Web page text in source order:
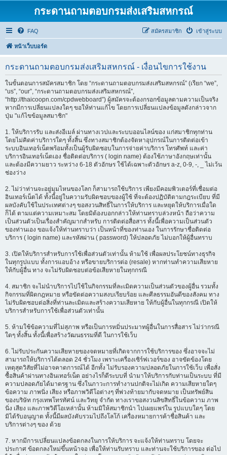
กระดานถามตอบกรมส่งเสริมสหกรณ์
FAQ เข้าสู่ระบบ
สมัครสมาชิก
หน้าเว็บบอร์ด
กระดานถามตอบกรมส่งเสริมสหกรณ์ - เงื่อนไขการใช้งาน
ในขั้นตอนการสมัครสมาชิก โดย “กระดานถามตอบกรมส่งเสริมสหกรณ์” (เรียก “we”,
“us”, “our”, “กระดานถามตอบกรมส่งเสริมสหกรณ์”,
“http://thaicoopn.com/cpdwebboard”) ผู้สมัครจะต้องกรอกข้อมูลตามความเป็นจริง
หากมีการเปลี่ยนแปลงใดๆ ขอให้ท่านแก้ไข โดยการเปลี่ยนแปลงข้อมูลดังกล่าวจาก
ปุ่ม "แก้ไขข้อมูลสมาชิก"
1. ให้บริการรับ และส่งอีเมล์ ผ่านทางเวปและระบบออนไลน์ของ แก่สมาชิกทุกท่าน
โดยไม่คิดค่าบริการใดๆ ทั้งสิ้น ซึ่งทางสมาชิกต้องจัดหาอุปกรณ์ในการติดต่อเข้า
ระบบอินเทอร์เน็ตพร้อมทั้งเป็นผู้รับผิดชอบในการจ่ายค่าบริการ โทรศัพท์ และค่า
บริการอินเทอร์เน็ตเอง ชื่อติดต่อบริการ ( login name) ต้องใช้ภาษาอังกฤษเท่านั้น
และต้องมีความยาว ระหว่าง 6-18 ตัวอักษร ใช้ได้เฉพาะตัวอักษร a-z, 0-9, -, _ ไม่เว้น
ช่องว่าง
2. ไม่ว่าท่านจะอยู่มุมไหนของโลก ก็สามารถใช้บริการ เพียงมีคอมพิวเตอร์ที่เชื่อมต่อ
อินเทอร์เน็ตได้ ทั้งนี้อยู่ในความรับผิดชอบของผู้ใช้ ที่จะต้องปฏิบัติตามกฎระเบียบ ที่มี
ผลบังคับใช้ในประเทศต่างๆ ขอสงวนสิทธิ์ในการให้บริการ และหยุดให้บริการเมื่อใด
ก็ได้ ตามแต่ความเหมาะสม โดยมิต้องบอกกล่าวให้ท่านทราบล่วงหน้า ถือว่าความ
เป็นส่วนตัวเป็นเรื่องสำคัญมากสำหรับ การติดต่อสื่อสาร ทั้งนี้เพื่อความเป็นส่วนตัว
ของท่านเอง ขอแจ้งให้ท่านทราบว่า เป็นหน้าที่ของท่านเอง ในการรักษาชื่อติดต่อ
บริการ ( login name) และรหัสผ่าน ( password) ให้ปลอดภัย ไม่บอกให้ผู้อื่นทราบ
3. เปิดให้บริการสำหรับการใช้เพื่อส่วนตัวเท่านั้น ห้ามใช้ เพื่อผลประโยชน์ทางธุรกิจ
ในทุกรูปแบบ ทั้งการแอบอ้าง หรือขายบริการต่อ (resale) หากท่านทำความเสียหาย
ให้กับผู้อื่น ทาง จะไม่รับผิดชอบต่อข้อเสียหายในทุกกรณี
4. สมาชิก จะไม่นำบริการไปใช้ในกิจกรรมที่ละเมิดความเป็นส่วนตัวของผู้อื่น รวมทั้ง
กิจกรรมที่ผิดกฎหมาย หรือขัดต่อความสงบเรียบร้อย และศีลธรรมอันดีของสังคม ทาง
ไม่รับผิดชอบต่อสิ่งที่ท่านละเมิดและสร้างความเสียหาย ให้กับผู้อื่นในทุกกรณี เปิดให้
บริการสำหรับการใช้เพื่อส่วนตัวเท่านั้น
5. ห้ามใช้ข้อความที่ไม่สุภาพ หรือเป็นการหมิ่นประมาทผู้อื่นในการสื่อสาร ไม่ว่ากรณี
ใดๆ ทั้งสิ้น ทั้งนี้เพื่อสร้างวัฒนธรรมที่ดี ในการใช้เว็บ
6. ไม่รับประกันความเสียหายของจดหมายที่เกิดจากการใช้บริการของ ซึ่งอาจจะไม่
สามารถให้บริการได้ตลอด 24 ชั่วโมง เพราะเครื่องเซิร์ฟเวอร์ของ อาจขัดข้องโดย
เหตุสุดวิสัยที่ไม่อาจคาดการณ์ได้ อีกทั้ง ไม่รับรองความปลอดภัยในการใช้เว็บ เพื่อสั่ง
ซื้อสินค้าผ่านทางอินเทอร์เน็ต อย่างไรก็ดีระบบที่ นำมาให้บริการกับท่านเป็นระบบ ที่มี
ความปลอดภัยได้มาตรฐาน ซึ่งในภาวะการทำงานปกติจะไม่เกิด ความเสียหายใดๆ
ข้อความ ภาพนิ่ง เสียง หรือภาพวิดีโอต่างๆ ที่พ่วงท้ายมากับจดหมาย เป็นทรัพย์สิน
ของบริษัท กรุงเทพโทรทัศน์ และวิทยุ จำกัด ทางเราขอสงวนลิขสิทธิ์ในข้อความ ภาพ
นิ่ง เสียง และภาพวิดีโอเหล่านั้น ห้ามมิให้สมาชิกนำ ไปเผยแพร่ใน รูปแบบใดๆ โดย
มิได้รับอนุญาต ทั้งนี้มีผลบังคับรวมไปถึงโลโก้ เครื่องหมายการค้าชื่อสินค้า และ
บริการต่างๆ ของ ด้วย
7. หากมีการเปลี่ยนแปลงข้อตกลงในการให้บริการ จะแจ้งให้ท่านทราบ โดยจะ
ประกาศ ข้อตกลงใหม่ขึ้นหน้าจอ เพื่อให้ท่านรับทราบ และท่านจะใช้บริการของ ต่อไป